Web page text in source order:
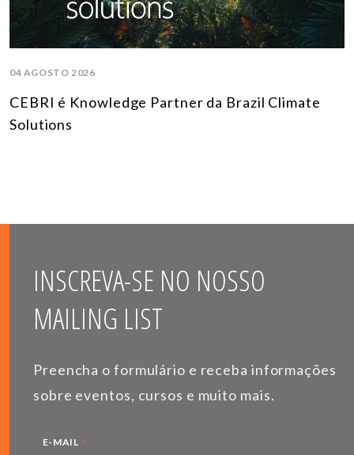
04 AGOSTO 2026
CEBRI é Knowledge Partner da Brazil Climate
Solutions
INSCREVA-SE NO NOSSO
MAILING LIST
Preencha o formulário e receba informações
sobre eventos, cursos e muito mais.
E-MAIL *